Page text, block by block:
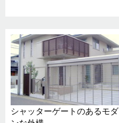
シャッターゲートのあるモダ